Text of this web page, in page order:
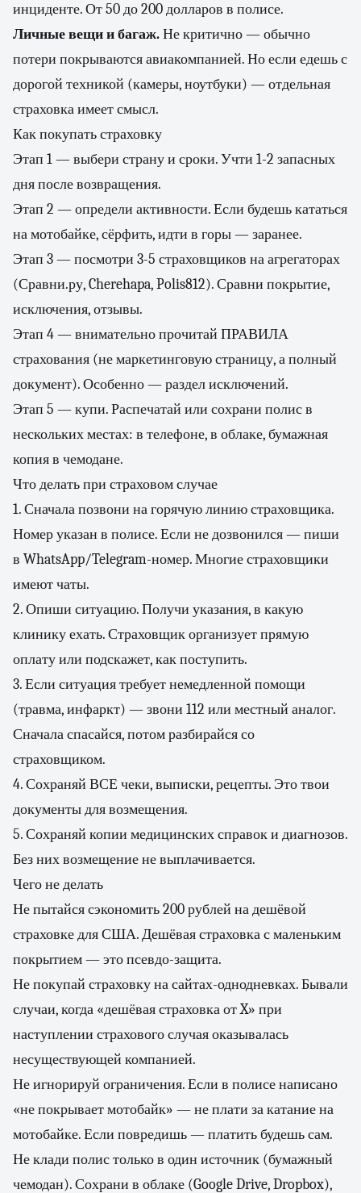
инциденте. От 50 до 200 долларов в полисе.
Личные вещи и багаж.Не критично — обычно
потери покрываются авиакомпанией. Но если едешь с
дорогой техникой (камеры, ноутбуки) — отдельная
страховка имеет смысл.
Как покупать страховку
Этап 1 — выбери страну и сроки. Учти 1-2 запасных
дня после возвращения.
Этап 2 — определи активности. Если будешь кататься
на мотобайке, сёрфить, идти в горы — заранее.
Этап 3 — посмотри 3-5 страховщиков на агрегаторах
(Сравни.ру, Cherehapa, Polis812). Сравни покрытие,
исключения, отзывы.
Этап 4 — внимательно прочитай ПРАВИЛА
страхования (не маркетинговую страницу, а полный
документ). Особенно — раздел исключений.
Этап 5 — купи. Распечатай или сохрани полис в
нескольких местах: в телефоне, в облаке, бумажная
копия в чемодане.
Что делать при страховом случае
1. Сначала позвони на горячую линию страховщика.
Номер указан в полисе. Если не дозвонился — пиши
в WhatsApp/Telegram-номер. Многие страховщики
имеют чаты.
2. Опиши ситуацию. Получи указания, в какую
клинику ехать. Страховщик организует прямую
оплату или подскажет, как поступить.
3. Если ситуация требует немедленной помощи
(травма, инфаркт) — звони 112 или местный аналог.
Сначала спасайся, потом разбирайся со
страховщиком.
4. Сохраняй ВСЕ чеки, выписки, рецепты. Это твои
документы для возмещения.
5. Сохраняй копии медицинских справок и диагнозов.
Без них возмещение не выплачивается.
Чего не делать
Не пытайся сэкономить 200 рублей на дешёвой
страховке для США. Дешёвая страховка с маленьким
покрытием — это псевдо-защита.
Не покупай страховку на сайтах-однодневках. Бывали
случаи, когда «дешёвая страховка от X» при
наступлении страхового случая оказывалась
несуществующей компанией.
Не игнорируй ограничения. Если в полисе написано
«не покрывает мотобайк» — не плати за катание на
мотобайке. Если повредишь — платить будешь сам.
Не клади полис только в один источник (бумажный
чемодан). Сохрани в облаке (Google Drive, Dropbox),